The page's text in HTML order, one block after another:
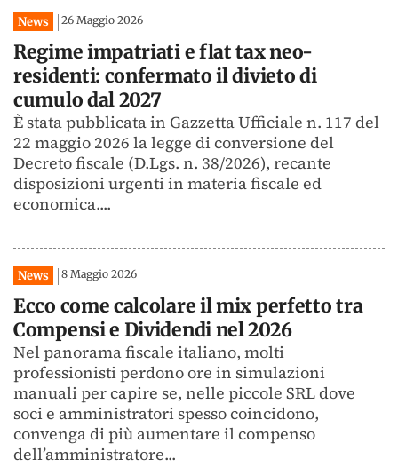
News 26 Maggio 2026
Regime impatriati e flat tax neo-
residenti: confermato il divieto di
cumulo dal 2027
È stata pubblicata in Gazzetta Ufficiale n. 117 del
22 maggio 2026 la legge di conversione del
Decreto fiscale (D.Lgs. n. 38/2026), recante
disposizioni urgenti in materia fiscale ed
economica....
News 8 Maggio 2026
Ecco come calcolare il mix perfetto tra
Compensi e Dividendi nel 2026
Nel panorama fiscale italiano, molti
professionisti perdono ore in simulazioni
manuali per capire se, nelle piccole SRL dove
soci e amministratori spesso coincidono,
convenga di più aumentare il compenso
dell’amministratore...